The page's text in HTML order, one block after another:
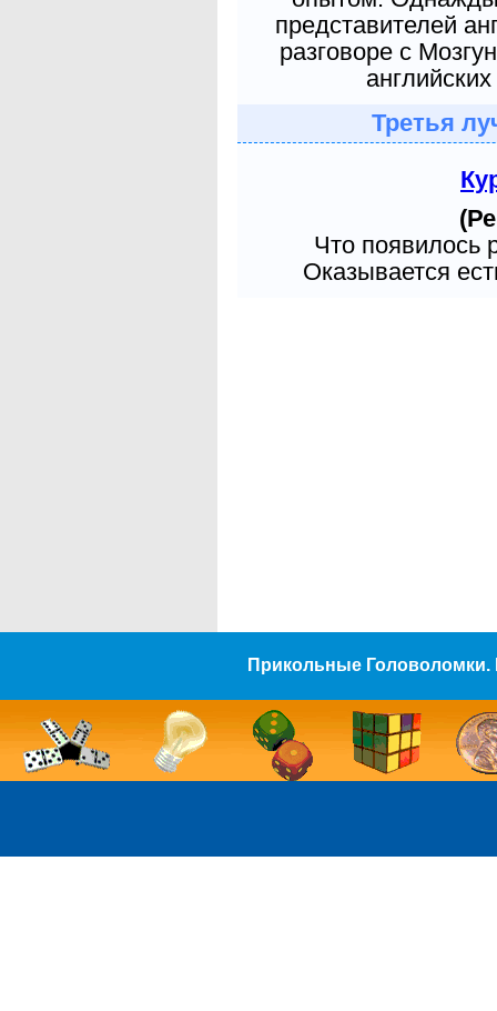
представителей
разговоре с
Третья
Что появилось
Оказывается
Прикольные